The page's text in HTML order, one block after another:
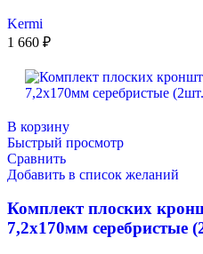
Kermi
1 660 ₽
В корзину
Быстрый просмотр
Сравнить
Добавить в список желаний
Комплект плоских
7,2х170мм серебристые